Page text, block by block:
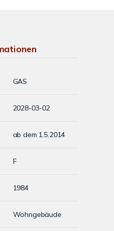
GAS
2028-03-02
ab dem 1.5.2014
F
1984
Wohngebäude